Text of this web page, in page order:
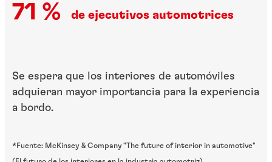
71 % de ejecutivos automotrices
Se espera que los interiores de automóviles
adquieran mayor importancia para la experiencia
a bordo.
*Fuente: McKinsey & Company "The future of interior in automotive"